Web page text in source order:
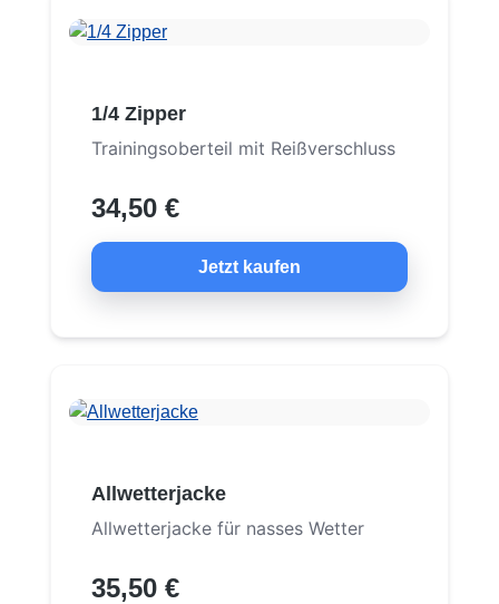
1/4 Zipper
Trainingsoberteil mit Reißverschluss
34,50 €
Jetzt kaufen
Allwetterjacke
Allwetterjacke für nasses Wetter
35,50 €